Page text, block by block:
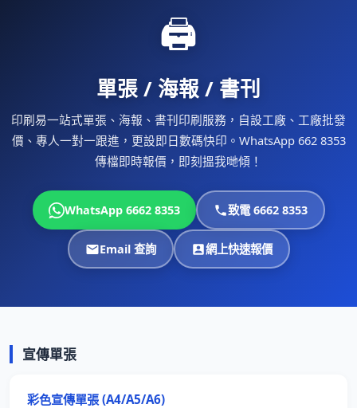
🖨
單張 / 海報 / 書刊
印刷易一站式單張、海報、書刊印刷服務，自設工廠、工廠批發
價、專人一對一跟進，更設即日數碼快印。WhatsApp 662 8353
傳檔即時報價，即刻搵我哋傾！
WhatsApp 6662 8353 致電 6662 8353
Email 查詢 網上快速報價
宣傳單張
彩色宣傳單張 (A4/A5/A6)